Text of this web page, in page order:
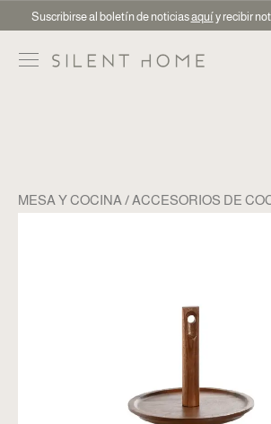
Suscribirse al boletín de noticiasaquíy recibir
MESA Y COCINA ACCESORIOS DE